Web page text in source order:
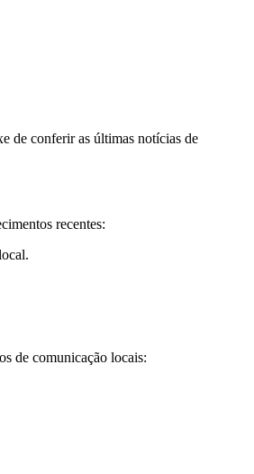
de conferir as últimas notícias de
recentes:
de comunicação locais: